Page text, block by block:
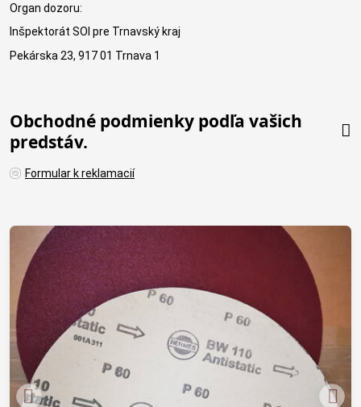
Organ dozoru:
Inšpektorát SOI pre Trnavský kraj
Pekárska 23, 917 01 Trnava 1
Obchodné podmienky podľa vašich
predstáv.
Formular k reklamacií